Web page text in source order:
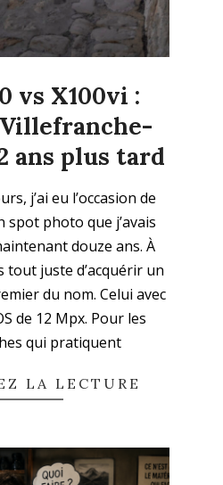
vs X100vi :
ans plus tard
j’ai eu l’occasion de
photo que j’avais
douze ans. À
tout juste d’acquérir un
du nom. Celui avec
de 12 Mpx. Pour les
qui pratiquent
LA LECTURE